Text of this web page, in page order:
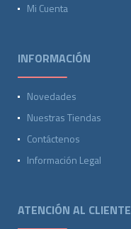
Mi Cuenta
INFORMACIÓN
Novedades
Nuestras Tiendas
Contáctenos
Información Legal
ATENCIÓN AL CLIENTE